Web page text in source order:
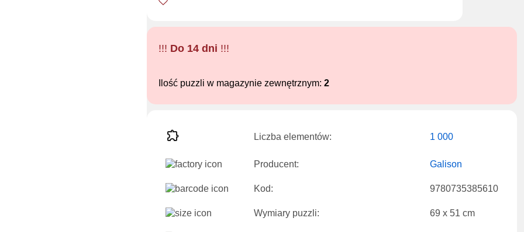
!!! Do 14 dni !!!
Ilość puzzli w magazynie zewnętrznym: 2
Liczba elementów: 1 000
Producent: Galison
Kod: 9780735385610
Wymiary puzzli: 69 x 51 cm